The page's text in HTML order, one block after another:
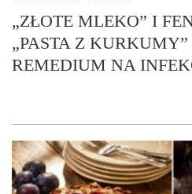
„ZŁOTE MLEKO” I
„PASTA Z
REMEDIUM NA